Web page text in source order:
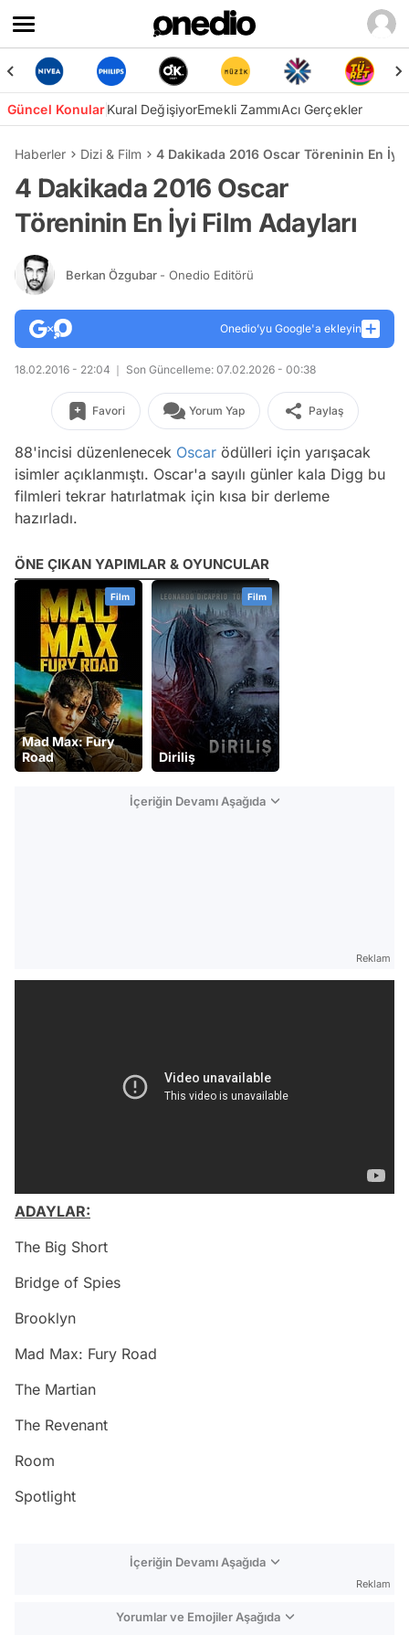
Güncel KonularKural DeğişiyorEmekli ZammıAcı Gerçekler
Haberler Dizi & Film 4 Dakikada 2016 Oscar Töreninin En İyi
4 Dakikada 2016 Oscar
Töreninin En İyi Film Adayları
Berkan Özgubar - Onedio Editörü
Onedio’yu Google'a ekleyin
18.02.2016 - 22:04 Son Güncelleme: 07.02.2026 - 00:38
Favori Yorum Yap Paylaş
88'incisi düzenlenecek Oscar ödülleri için yarışacak
isimler açıklanmıştı. Oscar'a sayılı günler kala Digg bu
filmleri tekrar hatırlatmak için kısa bir derleme
hazırladı.
ÖNE ÇIKAN YAPIMLAR & OYUNCULAR
Film
Mad Max: Fury
Road
Film
Diriliş
İçeriğin Devamı Aşağıda
Reklam
ADAYLAR:
The Big Short
Bridge of Spies
Brooklyn
Mad Max: Fury Road
The Martian
The Revenant
Room
Spotlight
İçeriğin Devamı Aşağıda
Reklam
Yorumlar ve Emojiler Aşağıda